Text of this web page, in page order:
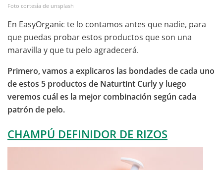
Foto cortesía de unsplash
En EasyOrganic te lo contamos antes que nadie, para
que puedas probar estos productos que son una
maravilla y que tu pelo agradecerá.
Primero, vamos a explicaros las bondades de cada uno
de estos 5 productos de Naturtint Curly y luego
veremos cuál es la mejor combinación según cada
patrón de pelo.
CHAMPÚ DEFINIDOR DE RIZOS